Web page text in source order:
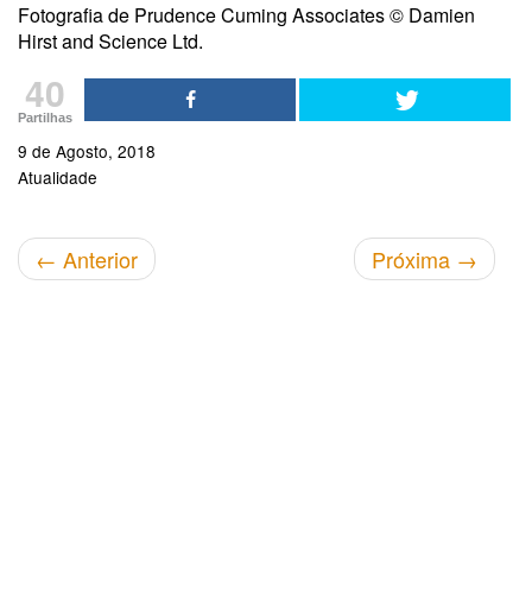
Fotografia de Prudence Cuming Associates © Damien
Hirst and Science Ltd.
40
Partilhas
9 de Agosto, 2018
Atualidade
← Anterior Próxima →